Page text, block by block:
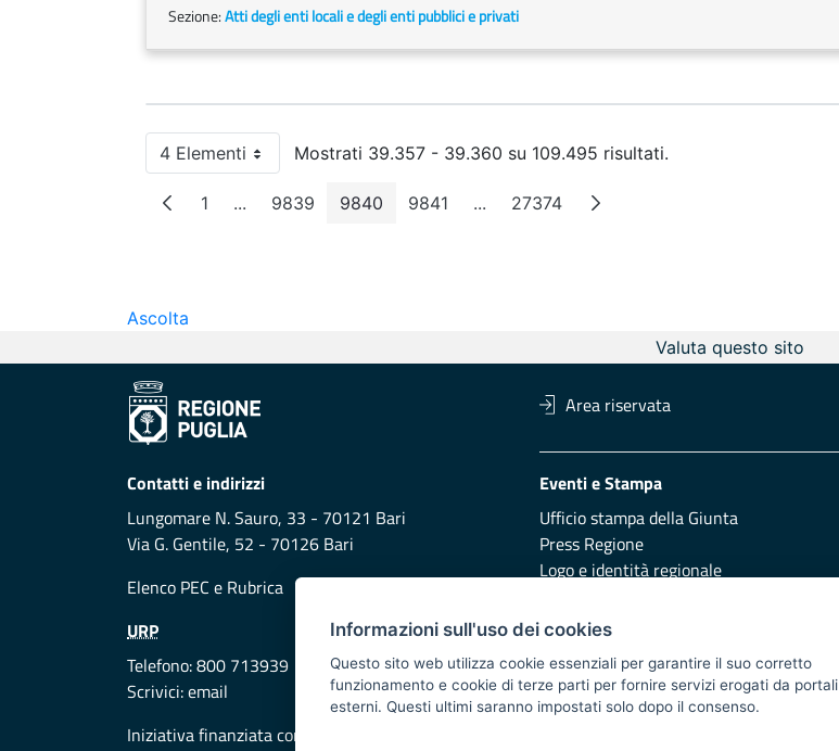
Sezione:Atti degli enti locali e degli enti pubblici e privati
4 ElementiPer paginaMostrati 39.357 - 39.360 su 109.495 risultati.
Pagina
1 ...Pagine intermedie
Pagina
9839 Pagina
9840 Pagina
9841 ...Pagine intermedie
Pagina
27374
Ascolta
Valuta questo sito
Area riservata
Contatti e indirizzi
Lungomare N. Sauro, 33 - 70121 Bari
Via G. Gentile, 52 - 70126 Bari
Elenco PEC e Rubrica
Eventi e Stampa
Ufficio stampa della Giunta
Press Regione
Logo e identità regionale
URP
Telefono: 800 713939
Scrivici:email
Redazione
Presentazione
Responsabili di pubblicazione
Iniziativa finanziata con risorse del POR Puglia 2014/2020 - Asse XI
Informazioni sull'uso dei cookies
Questo sito web utilizza cookie essenziali per garantire il suo corretto
funzionamento e cookie di terze parti per fornire servizi erogati da portali
esterni. Questi ultimi saranno impostati solo dopo il consenso.